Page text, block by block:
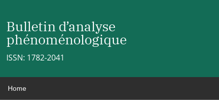
Bulletin d’analyse
phénoménologique
ISSN: 1782-2041
Home